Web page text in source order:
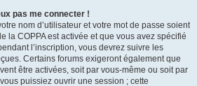
pas me connecter !
nom d’utilisateur et votre mot de passe soient
la COPPA est activée et que vous avez spécifié
l’inscription, vous devrez suivre les
Certains forums exigeront également que
être activées, soit par vous-même ou soit par
puissiez ouvrir une session ; cette